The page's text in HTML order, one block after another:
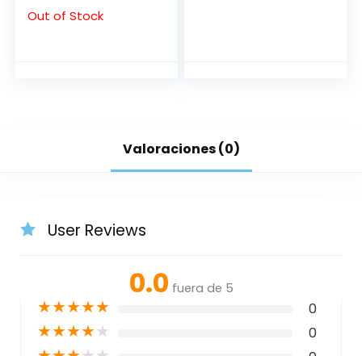
Out of Stock
Valoraciones (0)
User Reviews
0.0 fuera de 5
★★★★★ 0
★★★★★ 0